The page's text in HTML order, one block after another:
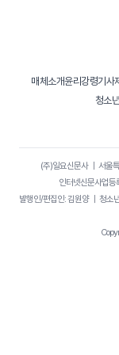
매체소개윤리강령기사
청소
(주)일요신문사｜ 서울
인터넷신문사업
발행인/편집인: 김원양｜ 청소